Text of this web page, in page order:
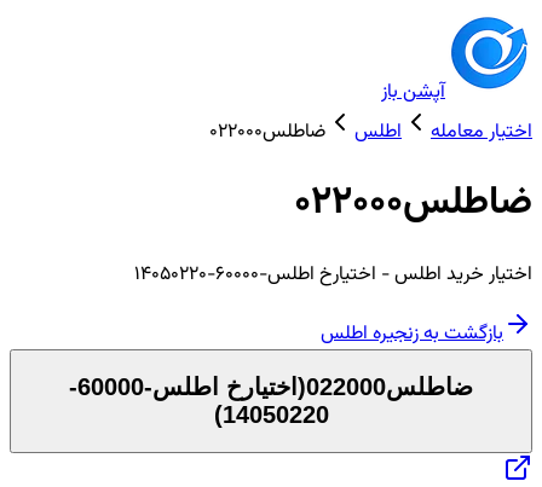
آپشن باز
اختیار معامله
اطلس ضاطلس022000
ضاطلس022000
اختیار خرید اطلس- اختیارخ اطلس-60000-14050220
بازگشت به زنجیرهاطلس
ضاطلس022000 (
اختیارخ اطلس-60000-
14050220
)